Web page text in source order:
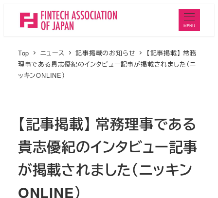
MENU
Top ニュース 記事掲載のお知らせ
【記事掲載】 常務
理事である貴志優紀のインタビュー記事が掲載されました（ニ
ッキンONLINE）
【記事掲載】 常務理事である
貴志優紀のインタビュー記事
が掲載されました（ニッキン
ONLINE）